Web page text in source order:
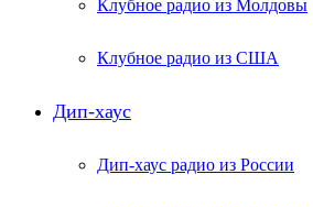
Клубное радио из Молдовы
Клубное радио из США
Дип-хаус
Дип-хаус радио из России